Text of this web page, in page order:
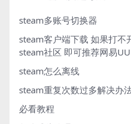
steam多账号切换器
steam客户端下载 如果打不
steam社区 即可推荐网易UU
steam怎么离线
steam重复次数过多解决办
必看教程